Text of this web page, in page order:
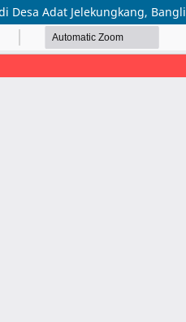
Desa Adat Jelekungkang, Bangli